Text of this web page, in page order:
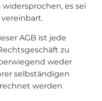
es sei
AGB ist jede
zu
weder
selbständigen
werden